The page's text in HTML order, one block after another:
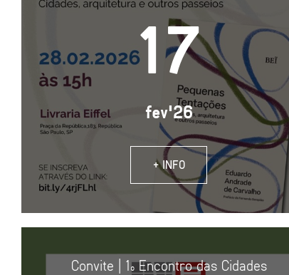
17
fev'26
+ INFO
Convite | 1º Encontro das Cidades